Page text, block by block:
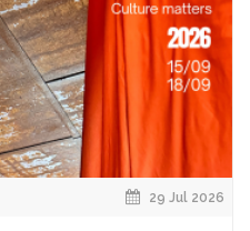
29 Jul 2026